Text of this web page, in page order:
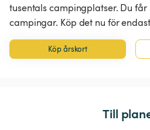
tusentals campingplatser. Du får
campingar. Köp det nu för
Köp årskort
Till